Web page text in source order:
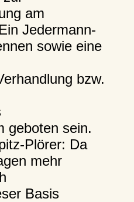
am
Jedermann-
sowie eine
bzw.
geboten sein.
Plörer: Da
mehr
Basis